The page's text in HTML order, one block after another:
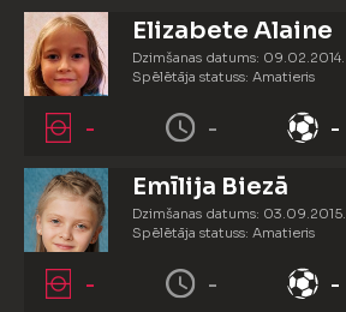
Elizabete Alaine
Dzimšanas datums: 09.02.2014.
Spēlētāja statuss: Amatieris
- - -
Emīlija Biezā
Dzimšanas datums: 03.09.2015.
Spēlētāja statuss: Amatieris
- - -